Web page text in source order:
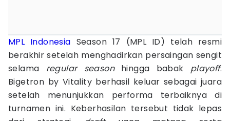
MPL Indonesia Season 17 (MPL ID) telah resmi
berakhir setelah menghadirkan persaingan sengit
selama regular season hingga babak playoff.
Bigetron by Vitality berhasil keluar sebagai juara
setelah menunjukkan performa terbaiknya di
turnamen ini. Keberhasilan tersebut tidak lepas